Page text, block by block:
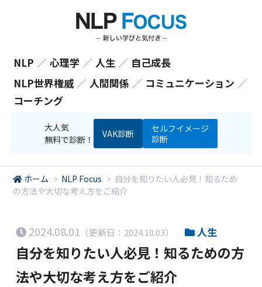
NLP ／ 心理学 ／ 人生 ／ 自己成長
NLP世界権威 ／ 人間関係 ／ コミュニケーション ／
コーチング
大人気
無料で診断！
VAK診断
セルフイメージ
診断
ホーム > NLP Focus > 自分を知りたい人必見！知るため
の方法や大切な考え方をご紹介
2024.08.01 （更新日：2024.10.03） 人生
自分を知りたい人必見！知るための方
法や大切な考え方をご紹介